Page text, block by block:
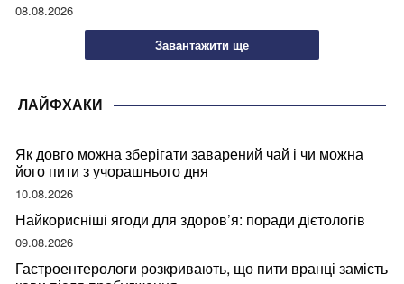
08.08.2026
Завантажити ще
ЛАЙФХАКИ
Як довго можна зберігати заварений чай і чи можна
його пити з учорашнього дня
10.08.2026
Найкорисніші ягоди для здоров’я: поради дієтологів
09.08.2026
Гастроентерологи розкривають, що пити вранці замість